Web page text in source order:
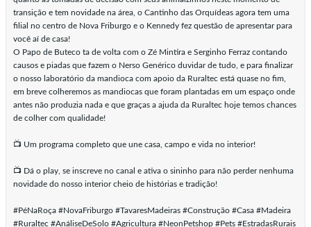
transição e tem novidade na área, o Cantinho das Orquídeas agora tem uma
filial no centro de Nova Friburgo e o Kennedy fez questão de apresentar para
você aí de casa!
O Papo de Buteco ta de volta com o Zé Mintira e Serginho Ferraz contando
causos e piadas que fazem o Nerso Genérico duvidar de tudo, e para finalizar
o nosso laboratório da mandioca com apoio da Ruraltec está quase no fim,
em breve colheremos as mandiocas que foram plantadas em um espaço onde
antes não produzia nada e que graças a ajuda da Ruraltec hoje temos chances
de colher com qualidade!
📺 Um programa completo que une casa, campo e vida no interior!
📺 Dá o play, se inscreve no canal e ativa o sininho para não perder nenhuma
novidade do nosso interior cheio de histórias e tradição!
#PéNaRoça #NovaFriburgo #TavaresMadeiras #Construção #Casa #Madeira
#Ruraltec #AnáliseDeSolo #Agricultura #NeonPetshop #Pets #EstradasRurais